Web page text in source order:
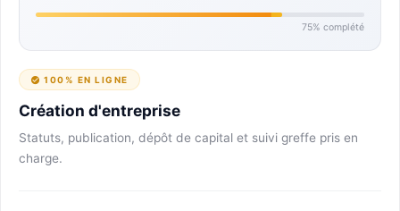
75% complété
100% EN LIGNE
Création d'entreprise
Statuts, publication, dépôt de capital et suivi greffe pris en
charge.